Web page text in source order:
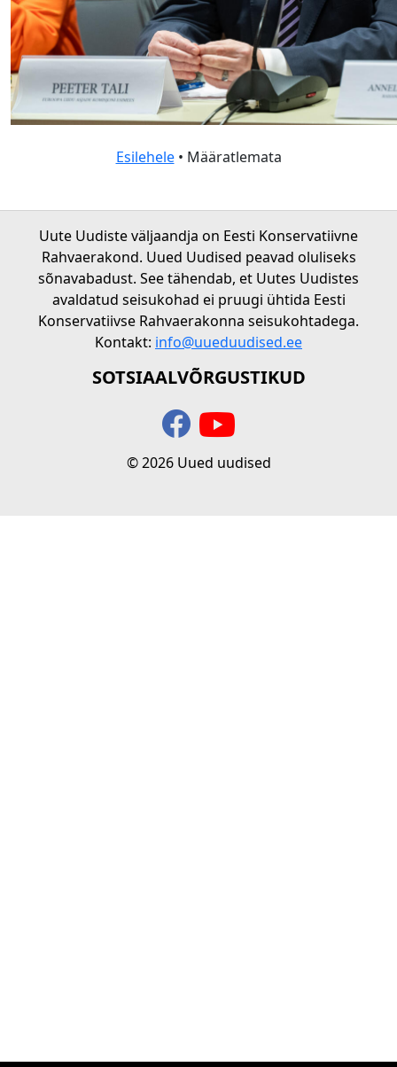
Esilehele• Määratlemata
Uute Uudiste väljaandja on Eesti Konservatiivne
Rahvaerakond. Uued Uudised peavad oluliseks
sõnavabadust. See tähendab, et Uutes Uudistes
avaldatud seisukohad ei pruugi ühtida Eesti
Konservatiivse Rahvaerakonna seisukohtadega.
Kontakt: info@uueduudised.ee
SOTSIAALVÕRGUSTIKUD
© 2026 Uued uudised